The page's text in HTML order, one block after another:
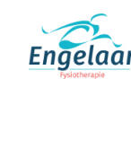
content